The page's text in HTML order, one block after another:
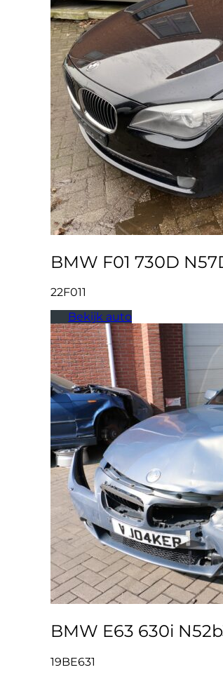
BMW F01 730D
22F011
Bekijk auto
BMW E63 630i
19BE631